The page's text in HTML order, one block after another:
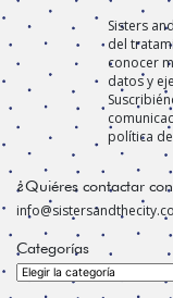
Sisters
del
conocer
datos y
política
¿Quiéres contactar
Categorías
Categorías